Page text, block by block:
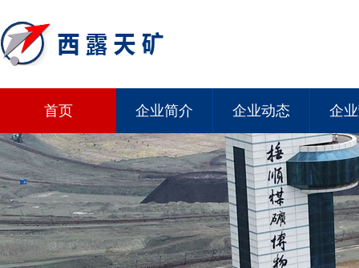
首页 企业简介 企业动态 企